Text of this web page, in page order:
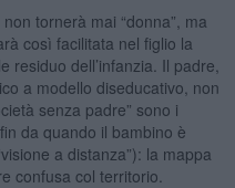
tornerà mai “donna”, ma
così facilitata nel figlio la
residuo dell’infanzia. Il padre,
a modello diseducativo, non
senza padre” sono i
da quando il bambino è
a distanza”): la mappa
confusa col territorio.